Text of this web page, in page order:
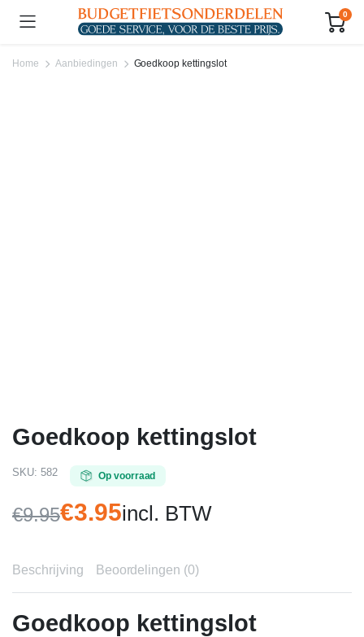
0
Home Aanbiedingen Goedkoop kettingslot
Goedkoop kettingslot
SKU: 582 Op voorraad
€9.95
prijs
was:
€9.95.
€3.95
prijs
is:
€3.95.
incl. BTW
Beschrijving Beoordelingen (0)
Goedkoop kettingslot